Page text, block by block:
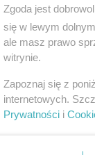
Zgoda jest
się w lewym
ale masz prawo
witrynie.
Zapoznaj się z
internetowych.
Prywatności i